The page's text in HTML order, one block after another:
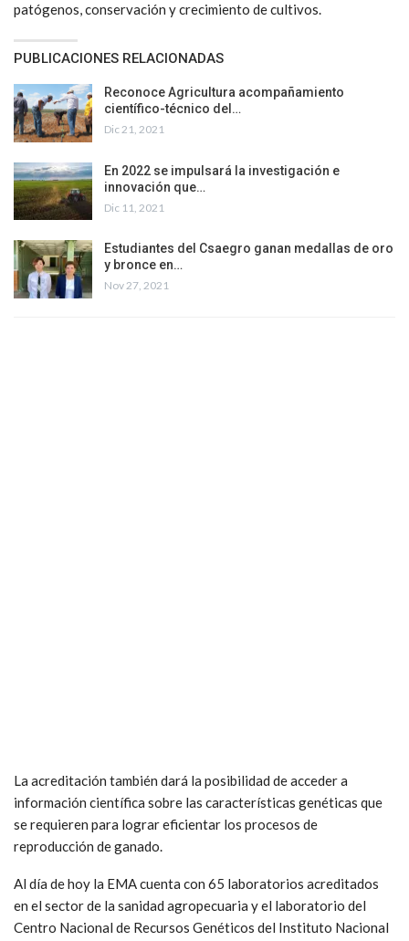
patógenos, conservación y crecimiento de cultivos.
PUBLICACIONES RELACIONADAS
Reconoce Agricultura acompañamiento
científico-técnico del…
Dic 21, 2021
En 2022 se impulsará la investigación e
innovación que…
Dic 11, 2021
Estudiantes del Csaegro ganan medallas de oro
y bronce en…
Nov 27, 2021
La acreditación también dará la posibilidad de acceder a
información científica sobre las características genéticas que
se requieren para lograr eficientar los procesos de
reproducción de ganado.
Al día de hoy la EMA cuenta con 65 laboratorios acreditados
en el sector de la sanidad agropecuaria y el laboratorio del
Centro Nacional de Recursos Genéticos del Instituto Nacional